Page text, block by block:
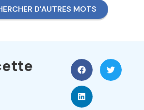
D'AUTRES MOTS